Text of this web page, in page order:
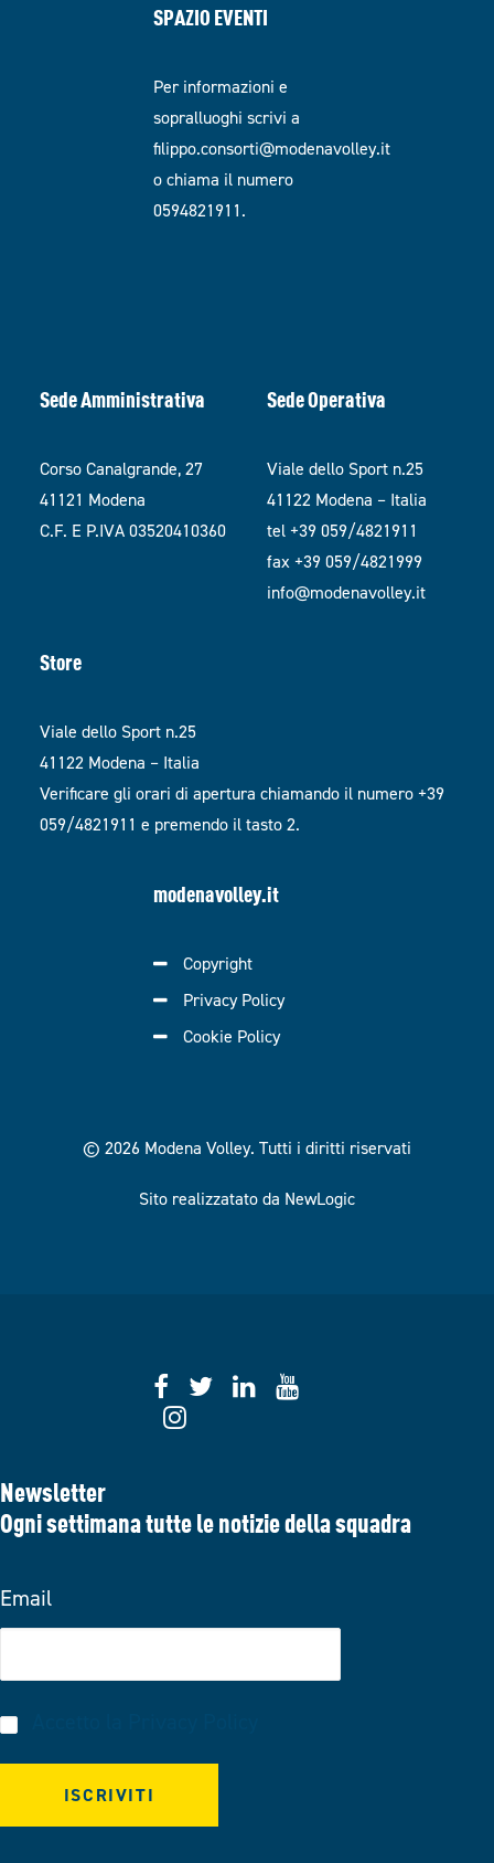
SPAZIO EVENTI
Per informazioni e
sopralluoghi scrivi a
filippo.consorti@modenavolley.it
o chiama il numero
0594821911.
Sede Amministrativa
Corso Canalgrande, 27
41121 Modena
C.F. E P.IVA 03520410360
Sede Operativa
Viale dello Sport n.25
41122 Modena – Italia
tel +39 059/4821911
fax +39 059/4821999
info@modenavolley.it
Store
Viale dello Sport n.25
41122 Modena – Italia
Verificare gli orari di apertura chiamando il numero +39
059/4821911 e premendo il tasto 2.
modenavolley.it
Copyright
Privacy Policy
Cookie Policy
© 2026 Modena Volley. Tutti i diritti riservati
Sito realizzatato da NewLogic
Newsletter
Ogni settimana tutte le notizie della squadra
Email